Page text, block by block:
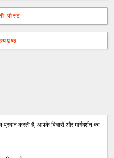
पोस्ट
करती हैं, आपके विचारों और मार्गदर्शन का